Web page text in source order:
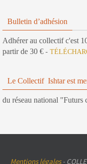
Bulletin d’adhésion
Adhérer au collectif c'est
partir de 30 € -
Le Collectif Ishtar est
du réseau national "Futurs
Mentions légales-